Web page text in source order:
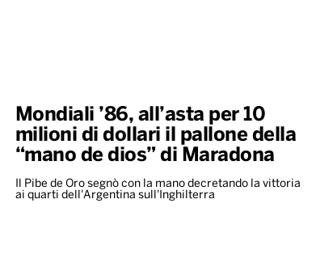
Mondiali ’86, all’asta per 10
milioni di dollari il pallone della
“mano de dios” di Maradona
Il Pibe de Oro segnò con la mano decretando la vittoria
ai quarti dell'Argentina sull'Inghilterra